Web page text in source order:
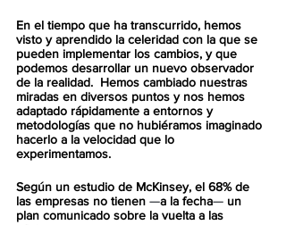
En el tiempo que ha transcurrido, hemos
visto y aprendido la celeridad con la que se
pueden implementar los cambios, y que
podemos desarrollar un nuevo observador
de la realidad.  Hemos cambiado nuestras
miradas en diversos puntos y nos hemos
adaptado rápidamente a entornos y
metodologías que no hubiéramos imaginado
hacerlo a la velocidad que lo
experimentamos.
Según un estudio de McKinsey, el 68% de
las empresas no tienen —a la fecha— un
plan comunicado sobre la vuelta a las